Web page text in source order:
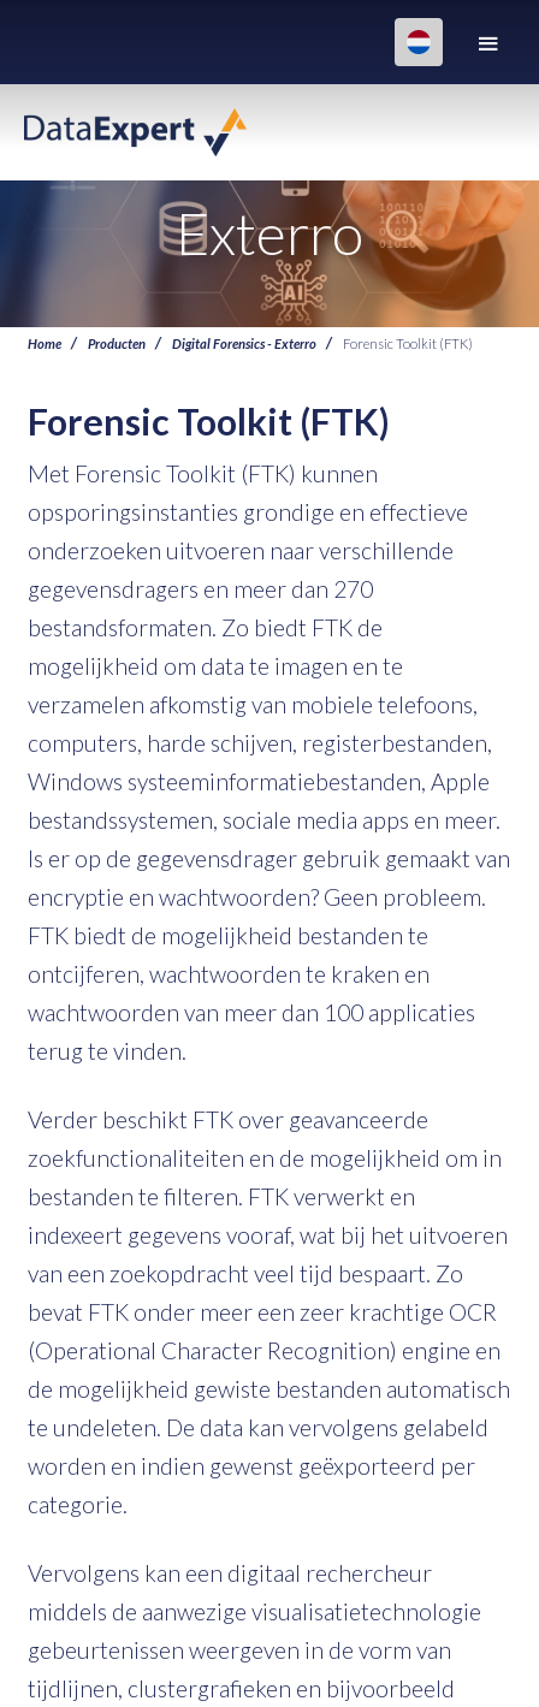
Exterro
Home Producten Digital Forensics - Exterro Forensic Toolkit (FTK)
Forensic Toolkit (FTK)
Met Forensic Toolkit (FTK) kunnen
opsporingsinstanties grondige en effectieve
onderzoeken uitvoeren naar verschillende
gegevensdragers en meer dan 270
bestandsformaten. Zo biedt FTK de
mogelijkheid om data te imagen en te
verzamelen afkomstig van mobiele telefoons,
computers, harde schijven, registerbestanden,
Windows systeeminformatiebestanden, Apple
bestandssystemen, sociale media apps en meer.
Is er op de gegevensdrager gebruik gemaakt van
encryptie en wachtwoorden? Geen probleem.
FTK biedt de mogelijkheid bestanden te
ontcijferen, wachtwoorden te kraken en
wachtwoorden van meer dan 100 applicaties
terug te vinden.
Verder beschikt FTK over geavanceerde
zoekfunctionaliteiten en de mogelijkheid om in
bestanden te filteren. FTK verwerkt en
indexeert gegevens vooraf, wat bij het uitvoeren
van een zoekopdracht veel tijd bespaart. Zo
bevat FTK onder meer een zeer krachtige OCR
(Operational Character Recognition) engine en
de mogelijkheid gewiste bestanden automatisch
te undeleten. De data kan vervolgens gelabeld
worden en indien gewenst geëxporteerd per
categorie.
Vervolgens kan een digitaal rechercheur
middels de aanwezige visualisatietechnologie
gebeurtenissen weergeven in de vorm van
tijdlijnen, clustergrafieken en bijvoorbeeld